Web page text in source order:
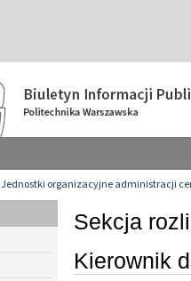
Jednostki organizacyjne administracji
Sekcja
Kierownik